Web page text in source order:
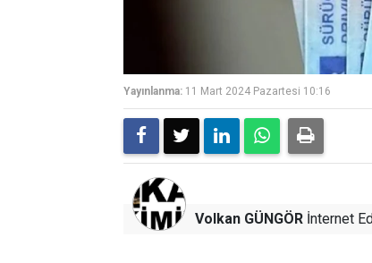
Yayınlanma: 11 Mart 2024 Pazartesi 10:16
Volkan GÜNGÖR İnternet